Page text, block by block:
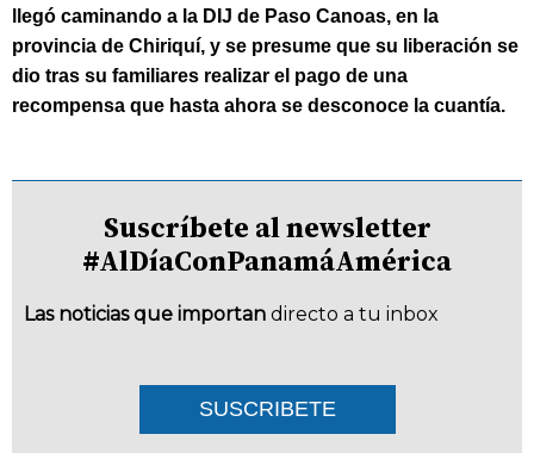
llegó caminando a la DIJ de Paso Canoas, en la
provincia de Chiriquí, y se presume que su liberación se
dio tras su familiares realizar el pago de una
recompensa que hasta ahora se desconoce la cuantía.
Suscríbete al newsletter
#AlDíaConPanamáAmérica
Las noticias que importan directo a tu inbox
SUSCRIBETE